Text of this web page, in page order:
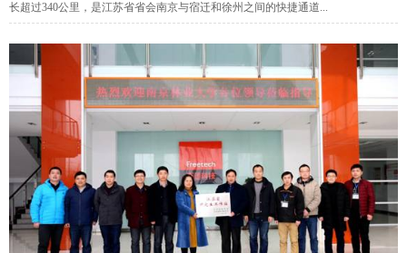
长超过340公里，是江苏省省会南京与宿迁和徐州之间的快捷通道...